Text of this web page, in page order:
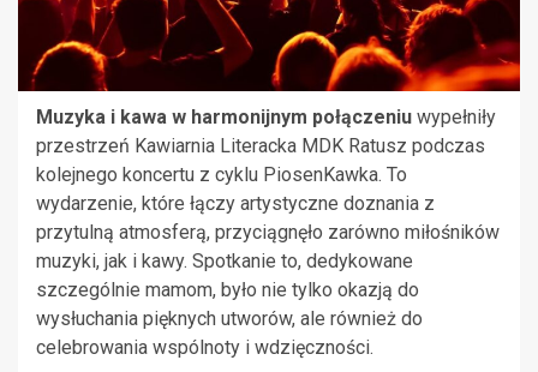
Muzyka i kawa w harmonijnym połączeniu wypełniły
przestrzeń Kawiarnia Literacka MDK Ratusz podczas
kolejnego koncertu z cyklu PiosenKawka. To
wydarzenie, które łączy artystyczne doznania z
przytulną atmosferą, przyciągnęło zarówno miłośników
muzyki, jak i kawy. Spotkanie to, dedykowane
szczególnie mamom, było nie tylko okazją do
wysłuchania pięknych utworów, ale również do
celebrowania wspólnoty i wdzięczności.